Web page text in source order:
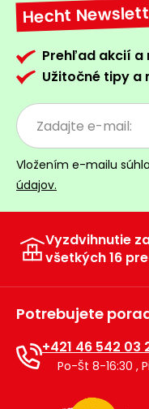
Hecht
Prehľad akcií a
Užitočné tipy a
Vložením e-mailu
údajov.
Vyzdvihnutie
všetkých 16
Potrebujete
+421 46 542 03
Po-Št 8-16:30 ,